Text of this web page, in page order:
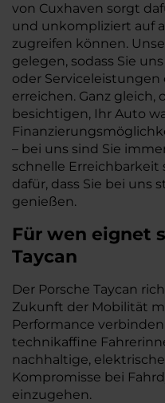
von Cuxhaven sorgt
und unkompliziert auf
zugreifen können.
gelegen, sodass Sie
oder
erreichen. Ganz gleich,
besichtigen, Ihr Auto
– bei uns sind Sie
schnelle
dafür, dass Sie bei uns
genießen.
Für wen eignet
Taycan
Der Porsche Taycan
Zukunft der Mobilität
Performance
technikaffine
nachhaltige,
Kompromisse bei
einzugehen.